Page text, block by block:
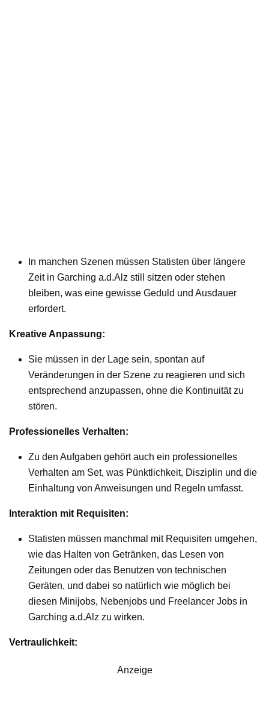
In manchen Szenen müssen Statisten über längere
Zeit in Garching a.d.Alz still sitzen oder stehen
bleiben, was eine gewisse Geduld und Ausdauer
erfordert.
Kreative Anpassung:
Sie müssen in der Lage sein, spontan auf
Veränderungen in der Szene zu reagieren und sich
entsprechend anzupassen, ohne die Kontinuität zu
stören.
Professionelles Verhalten:
Zu den Aufgaben gehört auch ein professionelles
Verhalten am Set, was Pünktlichkeit, Disziplin und die
Einhaltung von Anweisungen und Regeln umfasst.
Interaktion mit Requisiten:
Statisten müssen manchmal mit Requisiten umgehen,
wie das Halten von Getränken, das Lesen von
Zeitungen oder das Benutzen von technischen
Geräten, und dabei so natürlich wie möglich bei
diesen Minijobs, Nebenjobs und Freelancer Jobs in
Garching a.d.Alz zu wirken.
Vertraulichkeit:
Anzeige